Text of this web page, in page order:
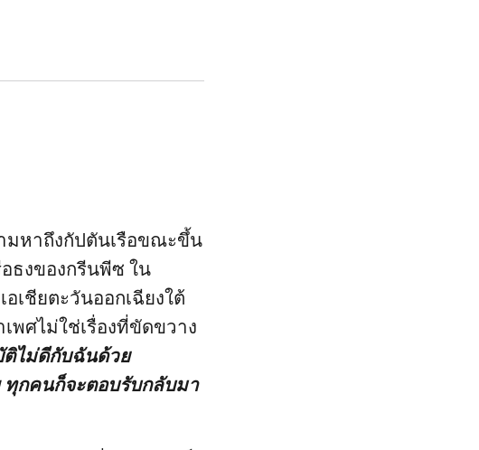
มหาถึงกัปตันเรือขณะขึ้น
อธงของกรีนพีซ ใน
เชียตะวันออกเฉียงใต้
พศไม่ใช่เรื่องที่ขัดขวาง
ไม่ดีกับฉันด้วย
กคนก็จะตอบรับกลับมา